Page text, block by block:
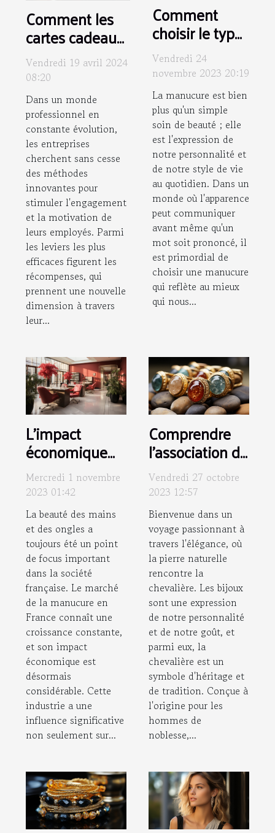
Comment les
cartes cadeaux
dématérialisées
peuvent
améliorer la
motivation des
employés
Vendredi 19 avril 2024
08:20
Dans un monde
professionnel en
constante évolution,
les entreprises
cherchent sans cesse
des méthodes
innovantes pour
stimuler l'engagement
et la motivation de
leurs employés. Parmi
les leviers les plus
efficaces figurent les
récompenses, qui
prennent une nouvelle
dimension à travers
leur...
Comment
choisir le type
de manucure
idéal pour
votre style
quotidien
Vendredi 24
novembre 2023 20:19
La manucure est bien
plus qu'un simple
soin de beauté ; elle
est l'expression de
notre personnalité et
de notre style de vie
au quotidien. Dans un
monde où l'apparence
peut communiquer
avant même qu'un
mot soit prononcé, il
est primordial de
choisir une manucure
qui reflète au mieux
qui nous...
L'impact
économique
de l'industrie
de la
manucure en
France
Mercredi 1 novembre
2023 01:42
La beauté des mains
et des ongles a
toujours été un point
de focus important
dans la société
française. Le marché
de la manucure en
France connaît une
croissance constante,
et son impact
économique est
désormais
considérable. Cette
industrie a une
influence significative
non seulement sur...
Comprendre
l'association de
la pierre
naturelle et la
chevalière : Un
guide de style
Vendredi 27 octobre
2023 12:57
Bienvenue dans un
voyage passionnant à
travers l'élégance, où
la pierre naturelle
rencontre la
chevalière. Les bijoux
sont une expression
de notre personnalité
et de notre goût, et
parmi eux, la
chevalière est un
symbole d'héritage et
de tradition. Conçue à
l'origine pour les
hommes de
noblesse,...